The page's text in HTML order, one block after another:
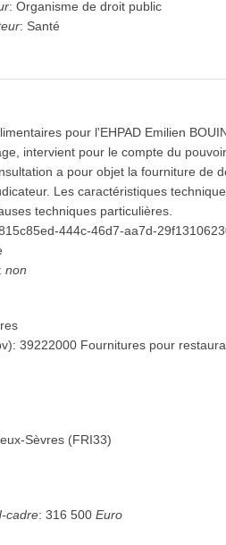
:Organisme de droit public
: Santé
pour l'EHPAD Emilien
intervient pour le compte du
a pour objet la fourniture de
Les caractéristiques
techniques particulières.
444c-46d7-aa7d-
:non
):39222000 Fournitures pour
Sèvres (FRI33)
cadre:316 500 Euro